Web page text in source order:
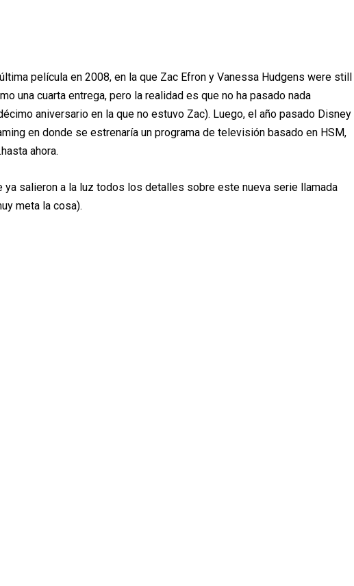
ú ltima pel ícula en 2008, en la que Zac Efron y Vanessa Hudgenswere still
una cuarta entrega, pero la realidad es que no ha pasado nada
écimo aniversario en la que no estuvo Zac). Luego, el año pasado Disney
en donde se estrenaría un programa de televisión basado en HSM,
ahora.
ya salieron a la luz todos los detalles sobre este nueva serie llamada
meta la cosa).